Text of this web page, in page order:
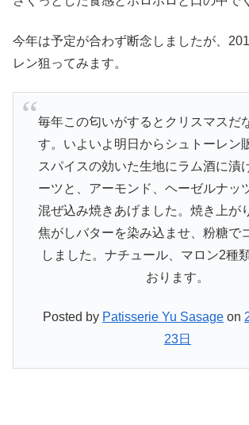
今年は予定が合わず断念しましたが、
レン狙ってみます。
毎年この匂いがするとクリスマスだ
す。いよいよ明日からシュトーレン
スパイスの効いた生地にラム酒に漬
ーツと、アーモンド、ヘーゼルナッ
混ぜ込み焼きあげました。焼き上が
焦がしバターを染み込ませ、粉糖で
しました。ナチュール、マロン2種
おります。
Posted by Patisserie Yu Sasage on
23日